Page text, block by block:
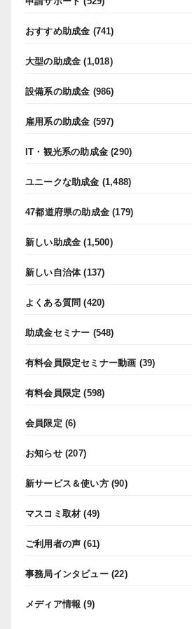
おすすめ助成金 (741)
大型の助成金 (1,018)
設備系の助成金 (986)
雇用系の助成金 (597)
IT・観光系の助成金 (290)
ユニークな助成金 (1,488)
47都道府県の助成金 (179)
新しい助成金 (1,500)
新しい自治体(137)
よくある質問 (420)
助成金セミナー (548)
有料会員限定セミナー動画 (39)
有料会員限定 (598)
会員限定 (6)
お知らせ(207)
新サービス＆使い方(90)
マスコミ取材 (49)
ご利用者の声 (61)
事務局インタビュー(22)
メディア情報 (9)